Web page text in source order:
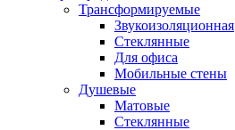
Трансформируемые
Звукоизоляционная
Стеклянные
Для офиса
Мобильные стены
Душевые
Матовые
Стеклянные